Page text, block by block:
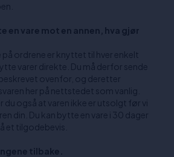
en vare mot en annen, hva gjør
på ordrene er knyttet til hver enkelt
varer direkte. Du må derfor sende
ovenfor, og deretter
her på nettstedet som vanlig.
du også at varen ikke er utsolgt før vi
din. Du kan bytte en vare i 30 dager
et tilgodebevis.
tilbake.